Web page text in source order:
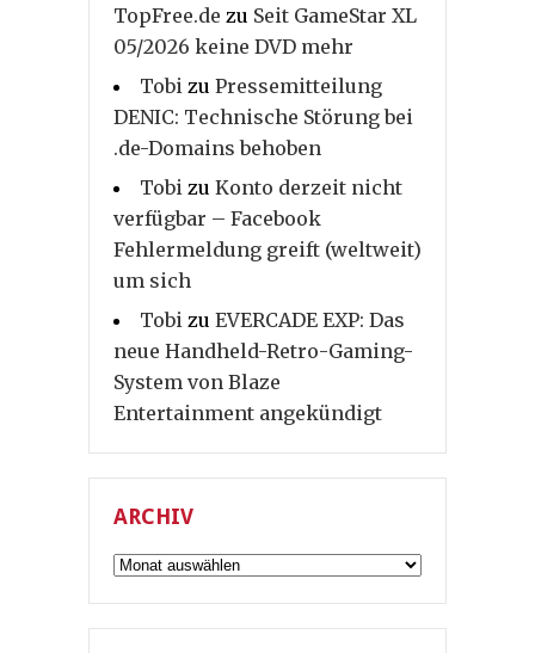
TopFree.de zu Seit GameStar XL
05/2026 keine DVD mehr
Tobi zu Pressemitteilung
DENIC: Technische Störung bei
.de-Domains behoben
Tobi zu Konto derzeit nicht
verfügbar – Facebook
Fehlermeldung greift (weltweit)
um sich
Tobi zu EVERCADE EXP: Das
neue Handheld-Retro-Gaming-
System von Blaze
Entertainment angekündigt
ARCHIV
Archiv